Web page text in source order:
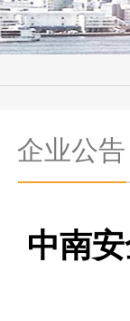
企业公告
中南